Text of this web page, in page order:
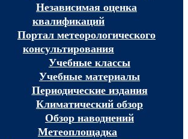
Независимая оценка
квалификаций
Портал метеорологического
консультирования
Учебные классы
Учебные материалы
Периодические издания
Климатический обзор
Обзор наводнений
Метеоплощадка